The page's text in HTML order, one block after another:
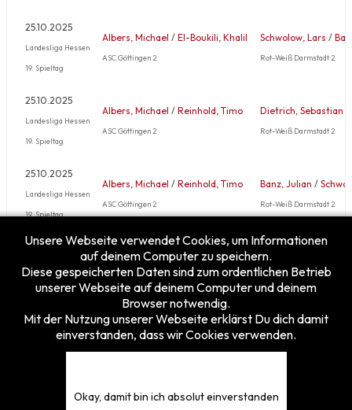
25.10.2025
Landesliga Hessen
19. Spieltag
Albers, Michael / El-Boukili, Khalil
ASC Göttingen 2
Schwolow, Lars /
Rot-Weiß Darmstadt 2
25.10.2025
Landesliga Hessen
19. Spieltag
Albers, Michael / Reinhold, Timo
ASC Göttingen 2
Dietrich, Sebastian
Rot-Weiß Darmstadt 2
25.10.2025
Landesliga Hessen
19. Spieltag
Albers, Michael / Reinhold, Timo
ASC Göttingen 2
Banz, Julian /
Rot-Weiß Darmstadt 2
Mehr …
Besucherzähler
Heute
12
Diesen Monat
233
Unsere Webseite verwendet Cookies, um Informationen
auf deinem Computer zu speichern.
Diese gespeicherten Daten sind zum ordentlichen Betrieb
unserer Webseite auf deinem Computer und deinem
Browser notwendig.
Mit der Nutzung unserer Webseite erklärst Du dich damit
einverstanden, dass wir Cookies verwenden.
Okay, damit bin ich absolut einverstanden